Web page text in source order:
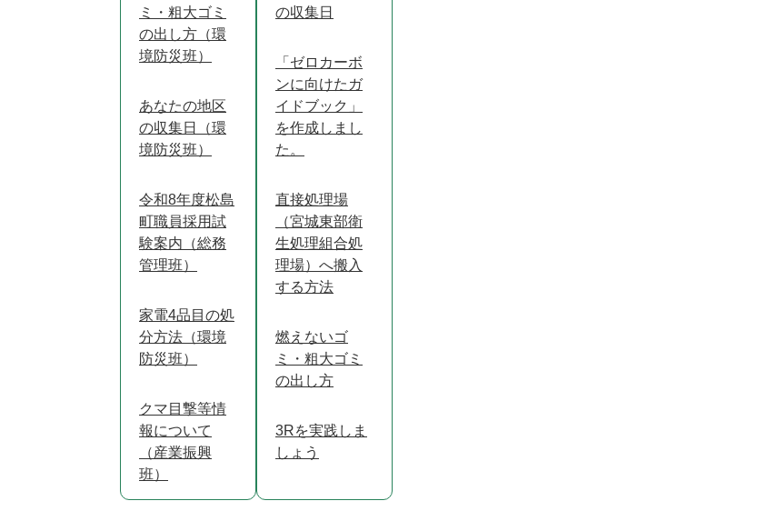
ミ・粗大ゴミ
の出し方（環
境防災班）
あなたの地区
の収集日（環
境防災班）
令和8年度松島
町職員採用試
験案内（総務
管理班）
家電4品目の処
分方法（環境
防災班）
クマ目撃等情
報について
（産業振興
班）
の収集日
「ゼロカーボ
ンに向けたガ
イドブック」
を作成しまし
た。
直接処理場
（宮城東部衛
生処理組合処
理場）へ搬入
する方法
燃えないゴ
ミ・粗大ゴミ
の出し方
3Rを実践しま
しょう